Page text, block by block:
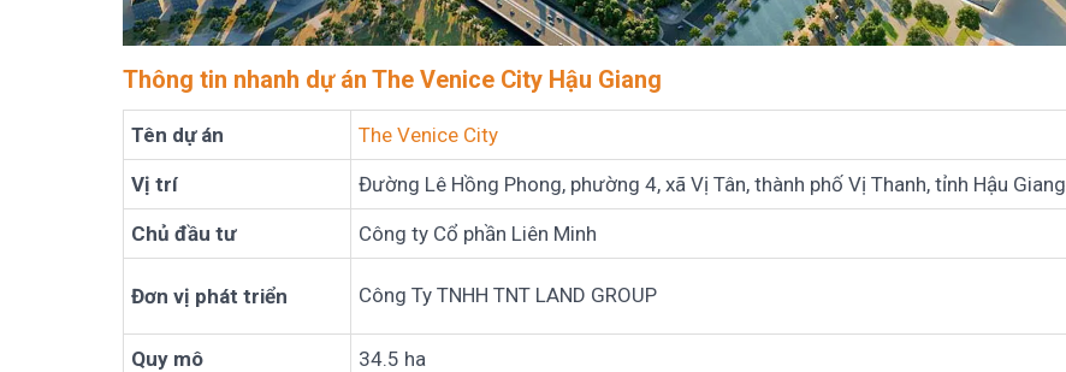
Thông tin nhanh dự án The Venice City Hậu Giang
Tên dự án The Venice City
Vị trí Đường Lê Hồng Phong, phường 4, xã Vị Tân, thành phố Vị Thanh, tỉnh Hậu Giang
Chủ đầu tư Công ty Cổ phần Liên Minh
Đơn vị phát triển Công Ty TNHH TNT LAND GROUP
Quy mô 34.5 ha